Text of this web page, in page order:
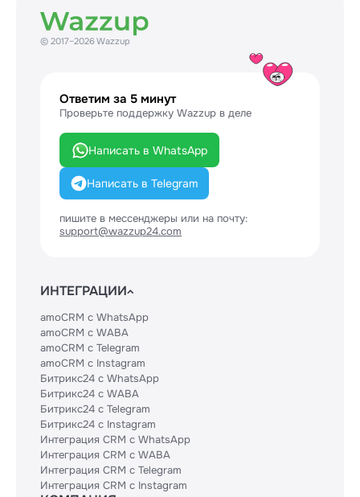
© 2017–2026 Wazzup
Ответим за 5 минут
Проверьте поддержку Wazzup в деле
Написать в WhatsApp
Написать в Telegram
пишите в мессенджеры или на почту:
support@wazzup24.com
ИНТЕГРАЦИИ
amoCRM с WhatsApp
amoCRM с WABA
amoCRM с Telegram
amoCRM с Instagram
Битрикс24 с WhatsApp
Битрикс24 с WABA
Битрикс24 с Telegram
Битрикс24 с Instagram
Интеграция CRM с WhatsApp
Интеграция CRM с WABA
Интеграция CRM с Telegram
Интеграция CRM с Instagram